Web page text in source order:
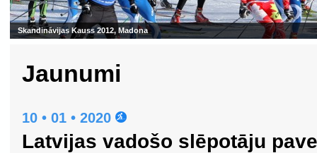
Skandināvijas Kauss 2012, Madona
Jaunumi
10 • 01 • 2020
Latvijas vadošo slēpotāju